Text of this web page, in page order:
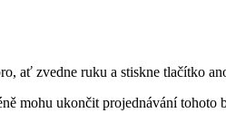
ať zvedne ruku a stiskne tlačítko
mohu ukončit projednávání tohoto